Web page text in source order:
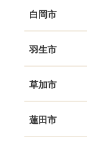
白岡市
羽生市
草加市
蓮田市